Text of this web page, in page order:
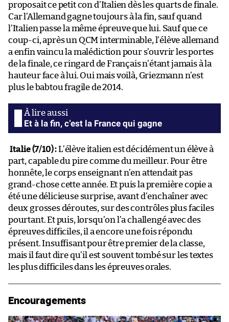
proposait ce petit con d’Italien dès les quarts de finale.
Car l’Allemand gagne toujours à la fin, sauf quand
l’Italien passe la même épreuve que lui. Sauf que ce
coup-ci, après un QCM interminable, l’élève allemand
a enfin vaincu la malédiction pour s’ouvrir les portes
de la finale, ce ringard de Français n’étant jamais à la
hauteur face à lui. Oui mais voilà, Griezmann n’est
plus le babtou fragile de 2014.
Et à la fin, c’est la France qui gagne
Italie (7/10) :L’élève italien est décidément un élève à
part, capable du pire comme du meilleur. Pour être
honnête, le corps enseignant n’en attendait pas
grand-chose cette année. Et puis la première copie a
été une délicieuse surprise, avant d’enchaîner avec
deux grosses déroutes, sur des contrôles plus faciles
pourtant. Et puis, lorsqu’on l’a challengé avec des
épreuves difficiles, il a encore une fois répondu
présent. Insuffisant pour être premier de la classe,
mais il faut dire qu’il est souvent tombé sur les textes
les plus difficiles dans les épreuves orales.
Encouragements